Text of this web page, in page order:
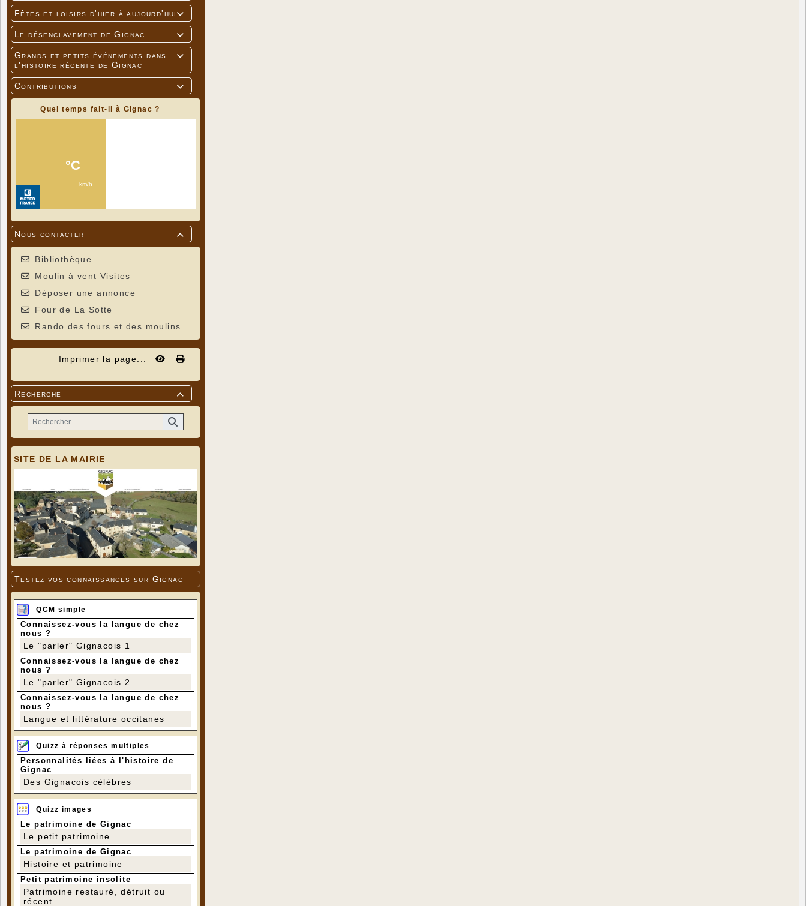

Fêtes et loisirs d'hier à aujourd'hui

Le désenclavement de Gignac

Grands et petits événements dans
l'histoire récente de Gignac

Contributions
Quel temps fait-il à Gignac ?

Nous contacter
Bibliothèque
Moulin à vent Visites
Déposer une annonce
Four de La Sotte
Rando des fours et des moulins
Imprimer la page...

Recherche
SITE DE LA MAIRIE
Testez vos connaissances sur Gignac
QCM simple
Connaissez-vous la langue de chez
nous ?
Le "parler" Gignacois 1
Connaissez-vous la langue de chez
nous ?
Le "parler" Gignacois 2
Connaissez-vous la langue de chez
nous ?
Langue et littérature occitanes
Quizz à réponses multiples
Personnalités liées à l'histoire de
Gignac
Des Gignacois célèbres
Quizz images
Le patrimoine de Gignac
Le petit patrimoine
Le patrimoine de Gignac
Histoire et patrimoine
Petit patrimoine insolite
Patrimoine restauré, détruit ou
récent